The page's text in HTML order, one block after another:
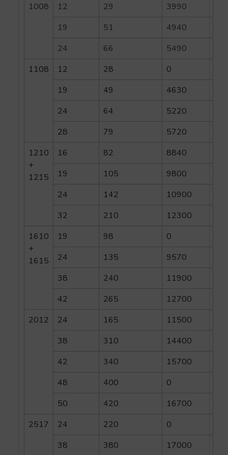
1008
12 29
3990
19
51
4940
24
66
5490
1108
12 28
0
19
49
4630
24
64
5220
28
79
5720
1210
+
1215
16 82
8840
19
105
9800
24
142
10900
32
210
12300
1610
+
1615
19 98
0
24
135
9570
38
240
11900
42
265
12700
2012
24 165
11500
38
310
14400
42
340
15700
48
400
0
50
420
16700
2517
24 220
0
38
380
17000